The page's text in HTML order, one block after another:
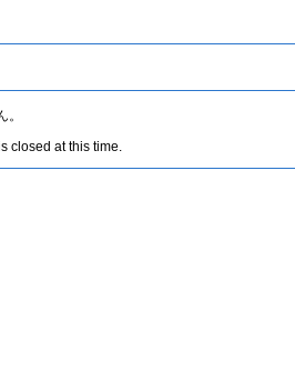
closed at this time.